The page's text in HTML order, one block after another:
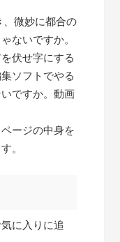
微妙に都合の
ないですか。
伏せ字にする
ソフトでやる
ですか。動画
ージの中身を
。
に入りに追